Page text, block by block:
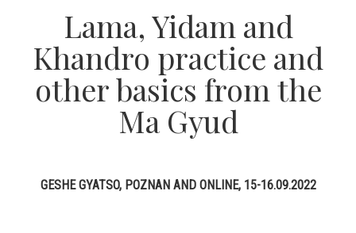
Lama, Yidam and
Khandro practice and
other basics from the
Ma Gyud
GESHE GYATSO, POZNAN AND ONLINE, 15-16.09.2022